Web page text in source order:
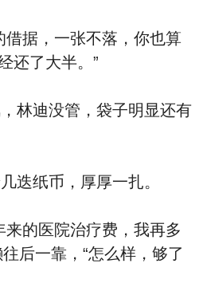
据，一张不落，你也算
还了大半。”
林迪没管，袋子明显还有
迭纸币，厚厚一扎。
的医院治疗费，我再多
后一靠，“怎么样，够了